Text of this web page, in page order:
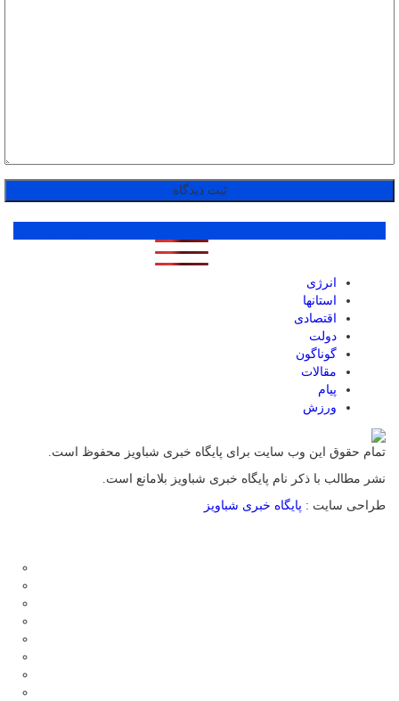
انرژی
استانها
اقتصادی
دولت
گوناگون
مقالات
پیام
ورزش
تمام حقوق این وب سایت برای پایگاه خبری شباویز محفوظ است.
نشر مطالب با ذکر نام پایگاه خبری شباویز بلامانع است.
طراحی سایت : پایگاه خبری شباویز